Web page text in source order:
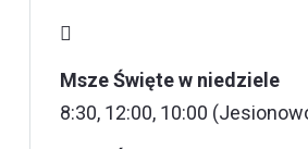
Msze Święte w niedziele
8:30, 12:00, 10:00